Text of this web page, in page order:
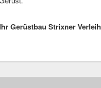
Ihr Gerüstbau Strixner Verleih